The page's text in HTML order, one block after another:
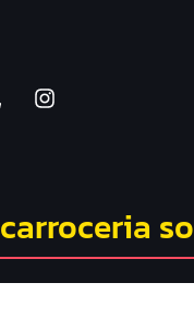
carroceria